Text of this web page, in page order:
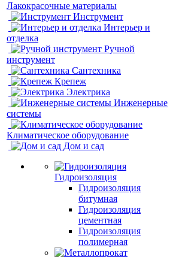
Лакокрасочные материалы
Инструмент
Интерьер и
отделка
Ручной
инструмент
Сантехника
Крепеж
Электрика
Инженерные
системы
Климатическое оборудование
Дом и сад
Гидроизоляция
Гидроизоляция
битумная
Гидроизоляция
цементная
Гидроизоляция
полимерная